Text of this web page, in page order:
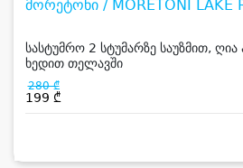
მორეტონი / MORETONI LAKE
სასტუმრო 2 სტუმარზე საუზმით, ღია
ხედით თელავში
280 ₾
199 ₾